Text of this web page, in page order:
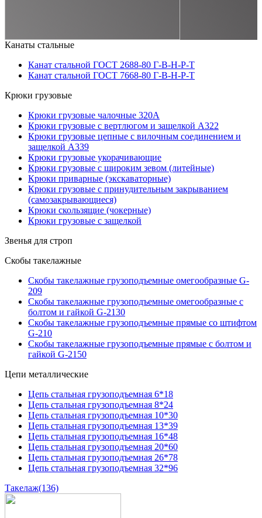
Канаты стальные
Канат стальной ГОСТ 2688-80 Г-В-Н-Р-Т
Канат стальной ГОСТ 7668-80 Г-В-Н-Р-Т
Крюки грузовые
Крюки грузовые чалочные 320А
Крюки грузовые с вертлюгом и защелкой А322
Крюки грузовые цепные с вилочным соединением и
защелкой А339
Крюки грузовые укорачивающие
Крюки грузовые с широким зевом (литейные)
Крюки приварные (экскаваторные)
Крюки грузовые с принудительным закрыванием
(самозакрывающиеся)
Крюки скользящие (чокерные)
Крюки грузовые с защелкой
Звенья для строп
Скобы такелажные
Скобы такелажные грузоподъемные омегообразные G-
209
Скобы такелажные грузоподъемные омегообразные с
болтом и гайкой G-2130
Скобы такелажные грузоподъемные прямые со штифтом
G-210
Скобы такелажные грузоподъемные прямые с болтом и
гайкой G-2150
Цепи металлические
Цепь стальная грузоподъемная 6*18
Цепь стальная грузоподъемная 8*24
Цепь стальная грузоподъемная 10*30
Цепь стальная грузоподъемная 13*39
Цепь стальная грузоподъемная 16*48
Цепь стальная грузоподъемная 20*60
Цепь стальная грузоподъемная 26*78
Цепь стальная грузоподъемная 32*96
Такелаж(136)